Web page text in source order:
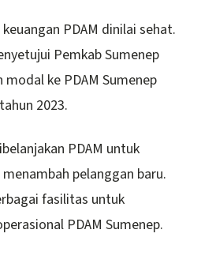
PDAM dinilai sehat.
Pemkab Sumenep
ke PDAM Sumenep
2023.
PDAM untuk
pelanggan baru.
fasilitas untuk
PDAM Sumenep.